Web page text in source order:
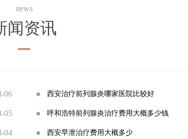
news
闻资讯
06
05
04
● 西安治疗前列腺炎哪家医院比较好
● 呼和浩特前列腺炎治疗费用大概多少钱
● 西安早泄治疗费用大概多少